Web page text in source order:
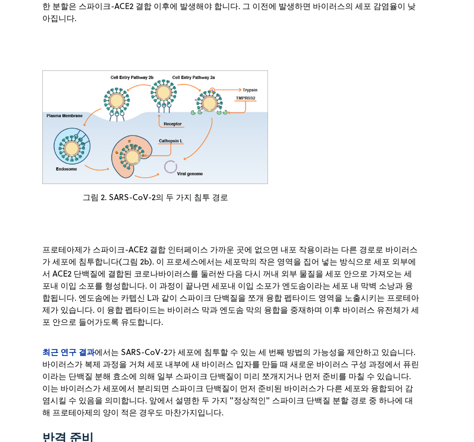
한 분할은 스파이크-ACE2 결합 이후에 발생해야 합니다. 그 이전에 발생하면 바이러스의 세포 감염율이 낮
아집니다.
그림 2. SARS-CoV-2의 두 가지 침투 경로
프로테아제가 스파이크-ACE2 결합 인터페이스 가까운 곳에 없으면 내포 작용이라는 다른 경로로 바이러스
가 세포에 침투합니다(그림 2b). 이 프로세스에서는 세포막의 작은 영역을 집어 넣는 방식으로 세포 외부에
서 ACE2 단백질에 결합된 코로나바이러스를 둘러싼 다음 다시 꺼내 외부 물질을 세포 안으로 가져오는 세
포내 이입 소포를 형성합니다. 이 과정이 끝나면 세포내 이입 소포가 엔도솜이라는 세포 내 막벽 소낭과 융
합됩니다. 엔도솜에는 카텝신 L과 같이 스파이크 단백질을 쪼개 융합 펩타이드 영역을 노출시키는 프로테아
제가 있습니다. 이 융합 펩타이드는 바이러스 막과 엔도솜 막의 융합을 중재하며 이후 바이러스 유전체가 세
포 안으로 들어가도록 유도합니다.
최근 연구 결과에서는 SARS-CoV-2가 세포에 침투할 수 있는 세 번째 방법의 가능성을 제안하고 있습니다.
바이러스가 복제 과정을 거쳐 세포 내부에 새 바이러스 입자를 만들 때 새로운 바이러스 구성 과정에서 퓨린
이라는 단백질 분해 효소에 의해 일부 스파이크 단백질이 미리 쪼개지거나 먼저 준비를 마칠 수 있습니다.
이는 바이러스가 세포에서 분리되면 스파이크 단백질이 먼저 준비된 바이러스가 다른 세포와 융합되어 감
염시킬 수 있음을 의미합니다. 앞에서 설명한 두 가지 "정상적인" 스파이크 단백질 분할 경로 중 하나에 대
해 프로테아제의 양이 적은 경우도 마찬가지입니다.
반격 준비